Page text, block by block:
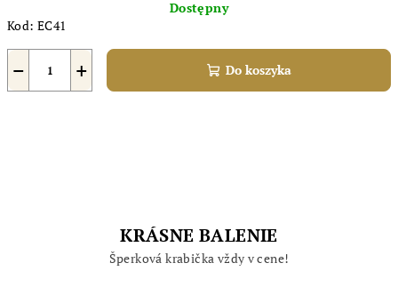
jednostkowa:
Dostępny
Kod: EC41
+
− Do koszyka
KRÁSNE BALENIE
Šperková krabička vždy v cene!